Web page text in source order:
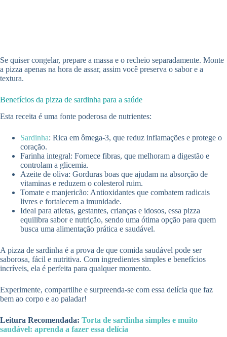
Se quiser congelar, prepare a massa e o recheio separadamente. Monte
a pizza apenas na hora de assar, assim você preserva o sabor e a
textura.
Benefícios da pizza de sardinha para a saúde
Esta receita é uma fonte poderosa de nutrientes:
Sardinha: Rica em ômega-3, que reduz inflamações e protege o
coração.
Farinha integral: Fornece fibras, que melhoram a digestão e
controlam a glicemia.
Azeite de oliva: Gorduras boas que ajudam na absorção de
vitaminas e reduzem o colesterol ruim.
Tomate e manjericão: Antioxidantes que combatem radicais
livres e fortalecem a imunidade.
Ideal para atletas, gestantes, crianças e idosos, essa pizza
equilibra sabor e nutrição, sendo uma ótima opção para quem
busca uma alimentação prática e saudável.
A pizza de sardinha é a prova de que comida saudável pode ser
saborosa, fácil e nutritiva. Com ingredientes simples e benefícios
incríveis, ela é perfeita para qualquer momento.
Experimente, compartilhe e surpreenda-se com essa delícia que faz
bem ao corpo e ao paladar!
Leitura Recomendada: Torta de sardinha simples e muito
saudável: aprenda a fazer essa delícia